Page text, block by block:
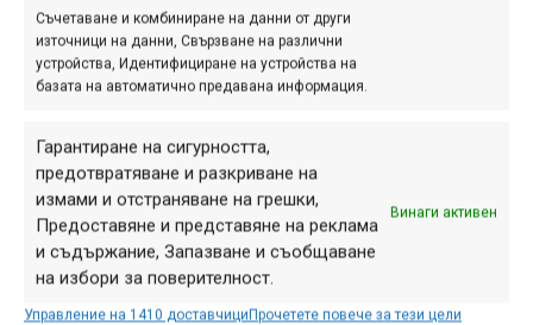
Съчетаване и комбиниране на данни от други
източници на данни, Свързване на различни
устройства, Идентифициране на устройства на
базата на автоматично предавана информация.
Гарантиране на сигурността,
предотвратяване и разкриване на
измами и отстраняване на грешки,
Предоставяне и представяне на реклама
и съдържание, Запазване и съобщаване
на избори за поверителност.
Винаги активен
Управление на 1410 доставчициПрочетете повече за тези цели